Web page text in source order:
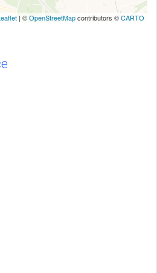
| ©OpenStreetMapcontributors ©CARTO